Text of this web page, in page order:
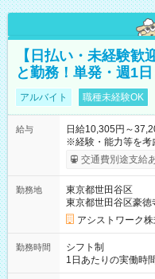
【日払い・未経験歓
と勤務！単発・週1
アルバイト 職種未経験OK
給与
日給10,305円～
※経験・能力等を考慮
間】試用期間なし
交通費別途支給
勤務地
東京都世田谷区
東京都世田谷区豪徳
アシストワーク
勤務時間
シフト制
1日あたりの実働時
勤務 勤務：月・水・金 休